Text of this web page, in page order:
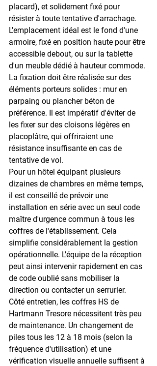
placard), et solidement fixé pour
résister à toute tentative d'arrachage.
L'emplacement idéal est le fond d'une
armoire, fixé en position haute pour être
accessible debout, ou sur la tablette
d'un meuble dédié à hauteur commode.
La fixation doit être réalisée sur des
éléments porteurs solides : mur en
parpaing ou plancher béton de
préférence. Il est impératif d'éviter de
les fixer sur des cloisons légères en
placoplâtre, qui offriraient une
résistance insuffisante en cas de
tentative de vol.
Pour un hôtel équipant plusieurs
dizaines de chambres en même temps,
il est conseillé de prévoir une
installation en série avec un seul code
maître d'urgence commun à tous les
coffres de l'établissement. Cela
simplifie considérablement la gestion
opérationnelle. L'équipe de la réception
peut ainsi intervenir rapidement en cas
de code oublié sans mobiliser la
direction ou contacter un serrurier.
Côté entretien, les coffres HS de
Hartmann Tresore nécessitent très peu
de maintenance. Un changement de
piles tous les 12 à 18 mois (selon la
fréquence d'utilisation) et une
vérification visuelle annuelle suffisent à